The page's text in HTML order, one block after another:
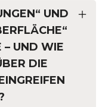
UND
– UND WIE
DIE